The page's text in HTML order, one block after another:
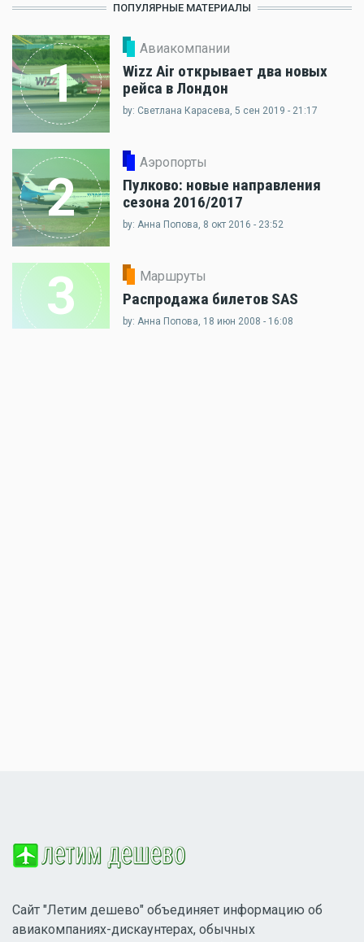
ПОПУЛЯРНЫЕ МАТЕРИАЛЫ
1
Авиакомпании
Wizz Air открывает два новых
рейса в Лондон
by: Светлана Карасева, 5 сен 2019 - 21:17
2
Аэропорты
Пулково: новые направления
сезона 2016/2017
by: Анна Попова, 8 окт 2016 - 23:52
3 Маршруты
Распродажа билетов SAS
by: Анна Попова, 18 июн 2008 - 16:08
Сайт "Летим дешево" объединяет информацию об
авиакомпаниях-дискаунтерах, обычных